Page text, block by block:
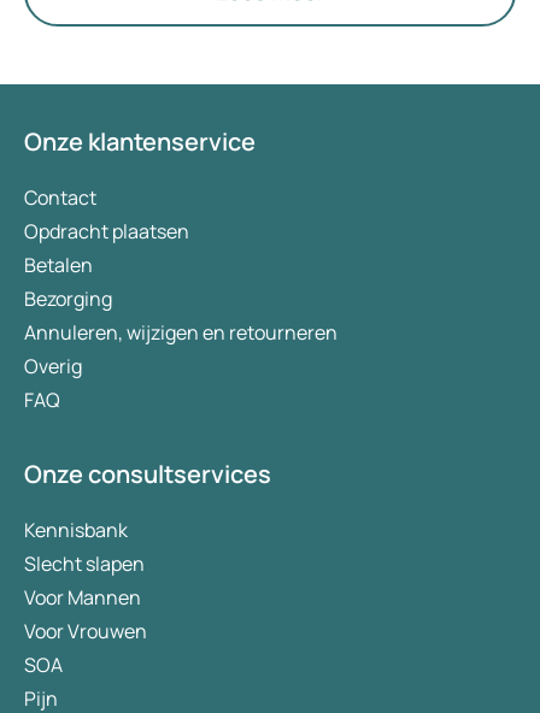
Onze klantenservice
Contact
Opdracht plaatsen
Betalen
Bezorging
Annuleren, wijzigen en retourneren
Overig
FAQ
Onze consultservices
Kennisbank
Slecht slapen
Voor Mannen
Voor Vrouwen
SOA
Pijn